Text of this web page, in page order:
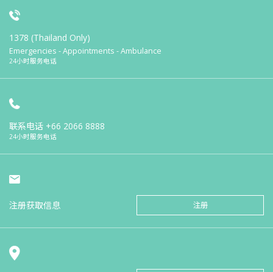
1378 (Thailand Only)
Emergencies - Appointments - Ambulance
24小时服务电话
联系电话 +66 2066 8888
24小时服务电话
注册获取信息 注册